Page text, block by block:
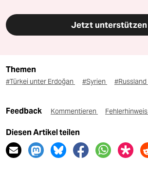
Jetzt unterstützen
Themen
#Türkei unter Erdoğan #Syrien #Russland
Feedback Kommentieren Fehlerhinweis
Diesen Artikel teilen